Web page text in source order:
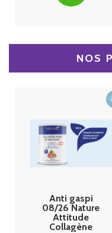
NOS
Anti gaspi
08/26 Nature
Attitude
Collagène